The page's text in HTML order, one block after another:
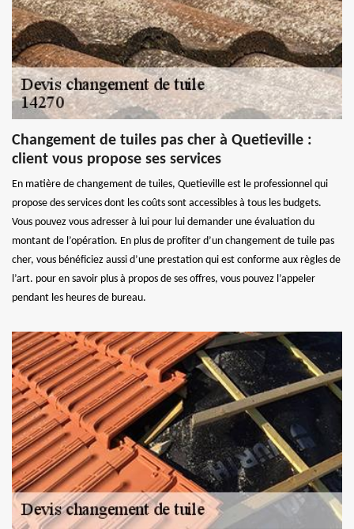
Changement de tuiles pas cher à Quetieville :
client vous propose ses services
En matière de changement de tuiles, Quetieville est le professionnel qui
propose des services dont les coûts sont accessibles à tous les budgets.
Vous pouvez vous adresser à lui pour lui demander une évaluation du
montant de l’opération. En plus de profiter d’un changement de tuile pas
cher, vous bénéficiez aussi d’une prestation qui est conforme aux règles de
l’art. pour en savoir plus à propos de ses offres, vous pouvez l’appeler
pendant les heures de bureau.